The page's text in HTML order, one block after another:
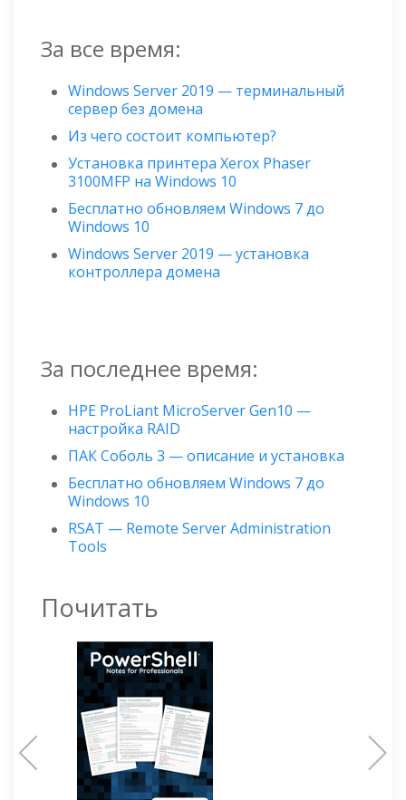
За все время:
Windows Server 2019 — терминальный
сервер без домена
Из чего состоит компьютер?
Установка принтера Xerox Phaser
3100MFP на Windows 10
Бесплатно обновляем Windows 7 до
Windows 10
Windows Server 2019 — установка
контроллера домена
За последнее время:
HPE ProLiant MicroServer Gen10 —
настройка RAID
ПАК Соболь 3 — описание и установка
Бесплатно обновляем Windows 7 до
Windows 10
RSAT — Remote Server Administration
Tools
Почитать